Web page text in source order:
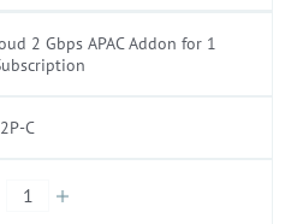
2 Gbps APAC Addon for 1
C